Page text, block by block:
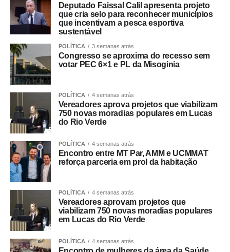
Deputado Faissal Calil apresenta projeto
que cria selo para reconhecer municípios
que incentivam a pesca esportiva
sustentável
POLÍTICA 3 semanas atrás
Congresso se aproxima do recesso sem
votar PEC 6×1 e PL da Misoginia
POLÍTICA 4 semanas atrás
Vereadores aprova projetos que viabilizam
750 novas moradias populares em Lucas
do Rio Verde
POLÍTICA 4 semanas atrás
Encontro entre MT Par, AMM e UCMMAT
reforça parceria em prol da habitação
POLÍTICA 4 semanas atrás
Vereadores aprovam projetos que
viabilizam 750 novas moradias populares
em Lucas do Rio Verde
POLÍTICA 4 semanas atrás